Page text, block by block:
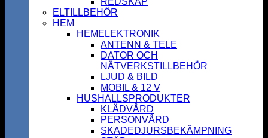
ELTILLBEHÖR
HEM
HEMELEKTRONIK
ANTENN & TELE
DATOR OCH
NÄTVERKSTILLBEHÖR
LJUD & BILD
MOBIL & 12 V
HUSHALLSPRODUKTER
KLÄDVÅRD
PERSONVÅRD
SKADEDJURSBEKÄMPNING